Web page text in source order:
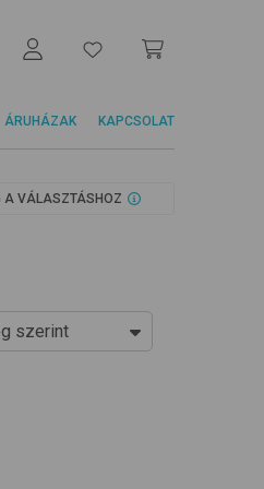
ÁRUHÁZAK KAPCSOLAT
A VÁLASZTÁSHOZ
szerint